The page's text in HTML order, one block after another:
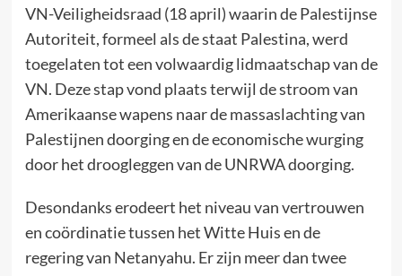
VN-Veiligheidsraad (18 april) waarin de Palestijnse
Autoriteit, formeel als de staat Palestina, werd
toegelaten tot een volwaardig lidmaatschap van de
VN. Deze stap vond plaats terwijl de stroom van
Amerikaanse wapens naar de massaslachting van
Palestijnen doorging en de economische wurging
door het droogleggen van de UNRWA doorging.
Desondanks erodeert het niveau van vertrouwen
en coördinatie tussen het Witte Huis en de
regering van Netanyahu. Er zijn meer dan twee